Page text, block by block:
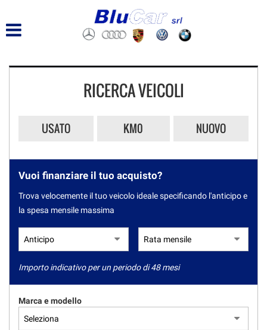
RICERCA VEICOLI
USATO KM0 NUOVO
Vuoi finanziare il tuo acquisto?
Trova velocemente il tuo veicolo ideale specificando l'anticipo e
la spesa mensile massima
Importo indicativo per un periodo di 48 mesi
Marca e modello